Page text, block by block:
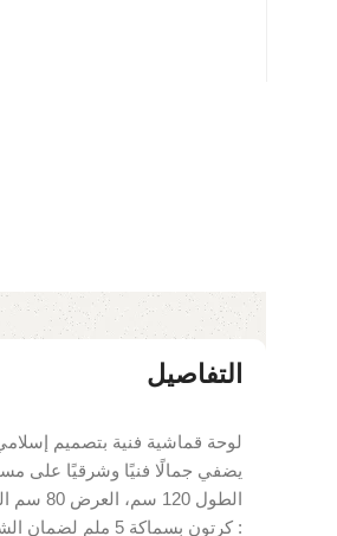
التفاصيل
لوحة قماشية فنية بتصميم
: كرتون بسماكة